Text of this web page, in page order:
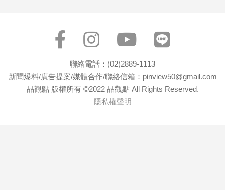
聯絡電話：(02)2889-1113
新聞爆料/廣告提案/媒體合作/聯絡信箱：pinview50@gmail.com
品觀點 版權所有 ©2022 品觀點 All Rights Reserved.
隱私權聲明